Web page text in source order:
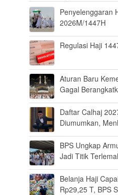
Penyelenggaran
2026M/1447H
Regulasi Haji
Aturan Baru
Gagal
Daftar Calhaj
Diumumkan,
BPS Ungkap
Jadi Titik
Belanja Haji
Rp29,25 T, BPS